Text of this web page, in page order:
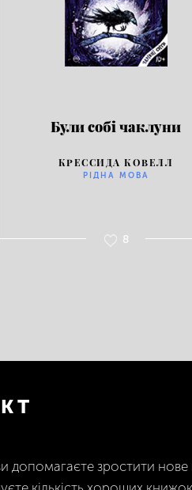
Були собі чаклуни
КРЕССИДА КОВЕЛЛ
РІДНА МОВА
8
допомагаєте зростити нове